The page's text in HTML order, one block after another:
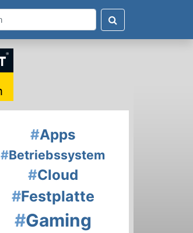
#Apps
#Betriebssystem
#Cloud
#Festplatte
#Gaming